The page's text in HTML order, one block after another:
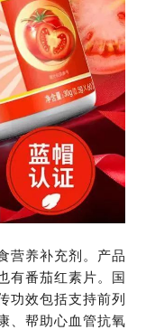
营养补充剂。产品
有番茄红素片。国
功效包括支持前列
、帮助心血管抗氧